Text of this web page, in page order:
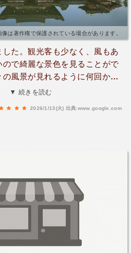
像は著作権で保護されている場合があります。
た。観光客も少なく、風もあ
ので綺麗な景色を見ることがで
の風景が見れるように何回か訪
ばいいなと思います。ミュージ
▼ 続きを読む
2026/1/13(火) 出典:www.google.com